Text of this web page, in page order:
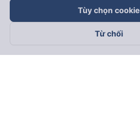
Đối tác thanh toánTùy chọn cookie
Từ chối